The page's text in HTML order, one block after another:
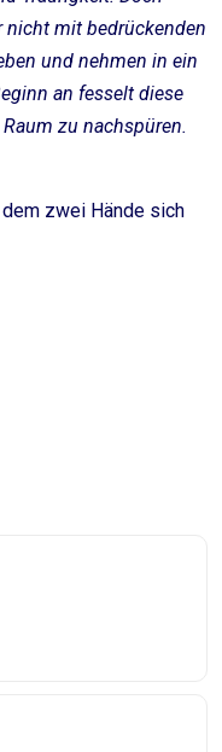
nicht mit bedrückenden
und nehmen in ein
an fesselt diese
zu nachspüren.
zwei Hände sich